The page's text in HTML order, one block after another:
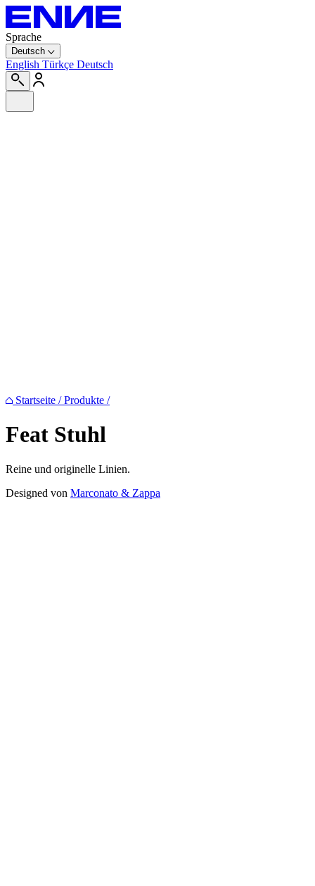
Sprache
Deutsch
English Türkçe Deutsch
Startseite / Produkte /
Feat Stuhl
Reine und originelle Linien.
Designed von Marconato & Zappa